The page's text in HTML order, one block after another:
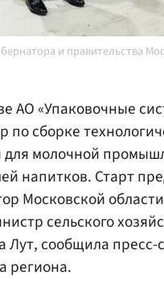
и правительства
АО «Упаковочные
по сборке
для молочной
напитков. Старт
Московской
сельского
Лут, сообщила пресс-
региона.